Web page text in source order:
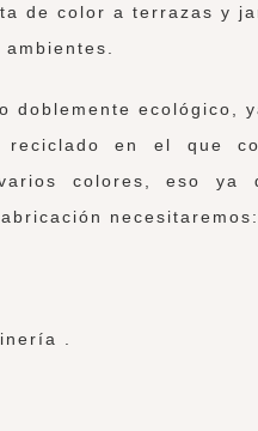
de color a terrazas y
doblemente ecológico,
en el que
colores, eso ya
necesitaremos:
.